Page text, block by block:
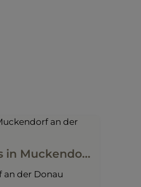
Einfamilienhaus in Muckendorf an der Donau
an der Donau